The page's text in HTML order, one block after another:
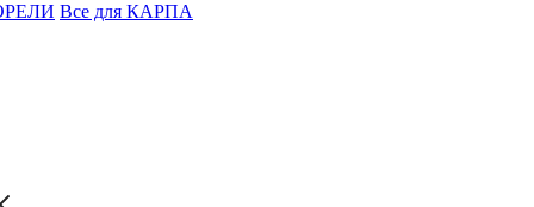
Все для КАРПА